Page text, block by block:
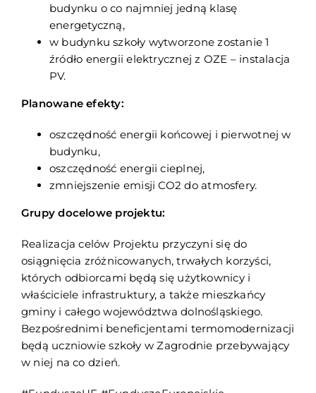
budynku o co najmniej jedną klasę
energetyczną,
w budynku szkoły wytworzone zostanie 1
źródło energii elektrycznej z OZE – instalacja
PV.
Planowane efekty:
oszczędność energii końcowej i pierwotnej w
budynku,
oszczędność energii cieplnej,
zmniejszenie emisji CO2 do atmosfery.
Grupy docelowe projektu:
Realizacja celów Projektu przyczyni się do
osiągnięcia zróżnicowanych, trwałych korzyści,
których odbiorcami będą się użytkownicy i
właściciele infrastruktury, a także mieszkańcy
gminy i całego województwa dolnośląskiego.
Bezpośrednimi beneficjentami termomodernizacji
będą uczniowie szkoły w Zagrodnie przebywający
w niej na co dzień.